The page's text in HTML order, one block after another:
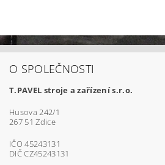
O SPOLEČNOSTI
T.PAVEL stroje a zařízení s.r.o.
Husova 242/1
267 51 Zdice
IČO 45243131
DIČ CZ45243131